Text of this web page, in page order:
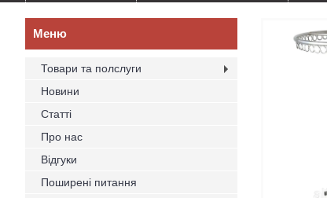
Товари та полслуги
Новини
Статті
Про нас
Відгуки
Поширені питання